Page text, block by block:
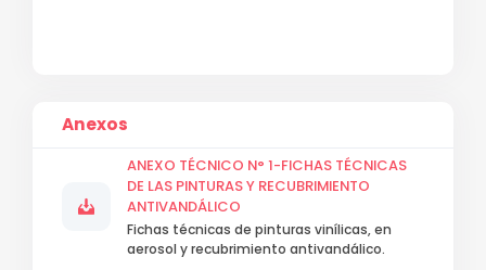
Anexos
ANEXO TÉCNICO N° 1-FICHAS TÉCNICAS
DE LAS PINTURAS Y RECUBRIMIENTO
ANTIVANDÁLICO
Fichas técnicas de pinturas vinílicas, en
aerosol y recubrimiento antivandálico.